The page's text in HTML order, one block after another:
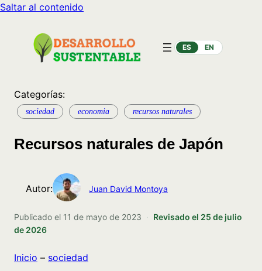
Saltar al contenido
ES EN
Categorías:
sociedad economia recursos naturales
Recursos naturales de Japón
Autor: Juan David Montoya
Publicado el 11 de mayo de 2023 · Revisado el 25 de julio
de 2026
Inicio – sociedad